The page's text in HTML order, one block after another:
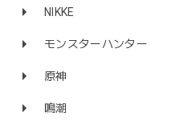
NIKKE
モンスターハンター
原神
鳴潮